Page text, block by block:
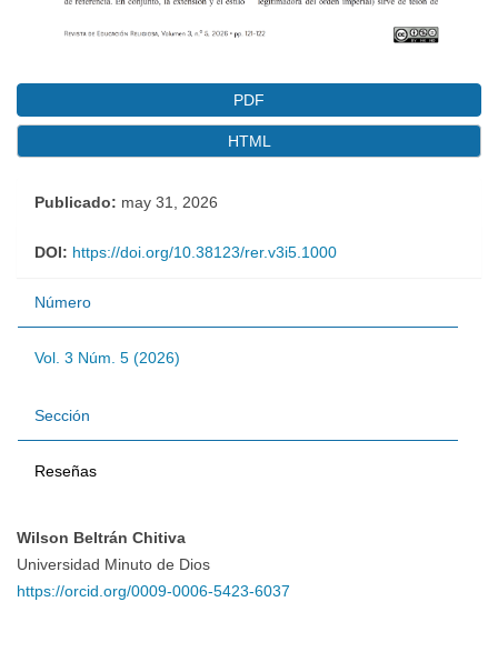
PDF
HTML
Publicado: may 31, 2026
DOI: https://doi.org/10.38123/rer.v3i5.1000
Número
Vol. 3 Núm. 5 (2026)
Sección
Reseñas
Contenido
Wilson Beltrán Chitiva
Universidad Minuto de Dios
https://orcid.org/0009-0006-5423-6037